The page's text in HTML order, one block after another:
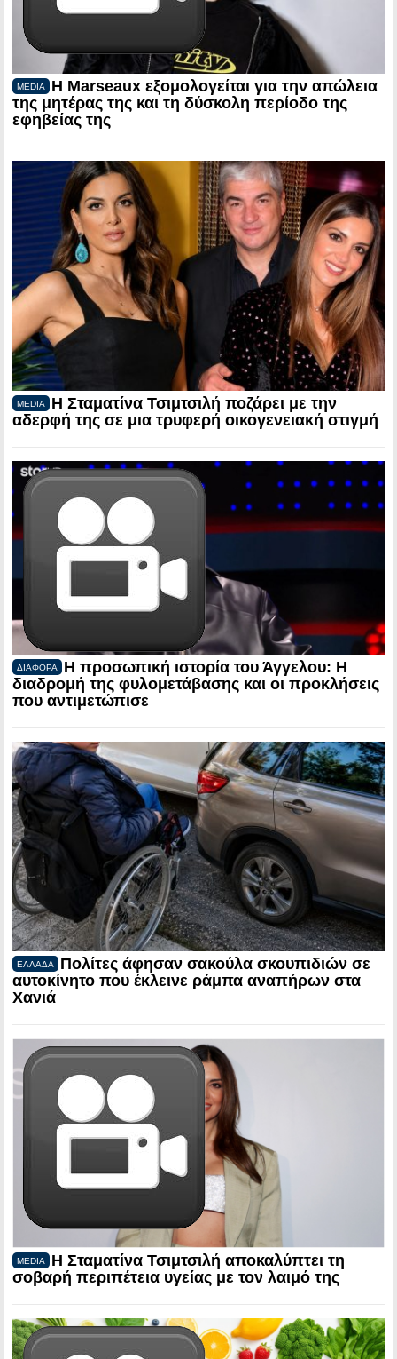
MEDIA
Η Marseaux εξομολογείται για την απώλεια
της μητέρας της και τη δύσκολη περίοδο της
εφηβείας της
MEDIA
Η Σταματίνα Τσιμτσιλή ποζάρει με την
αδερφή της σε μια τρυφερή οικογενειακή στιγμή
ΔΙΑΦΟΡΑ
Η προσωπική ιστορία του Άγγελου: Η
διαδρομή της φυλομετάβασης και οι προκλήσεις
που αντιμετώπισε
ΕΛΛΑΔΑ
Πολίτες άφησαν σακούλα σκουπιδιών σε
αυτοκίνητο που έκλεινε ράμπα αναπήρων στα
Χανιά
MEDIA
Η Σταματίνα Τσιμτσιλή αποκαλύπτει τη
σοβαρή περιπέτεια υγείας με τον λαιμό της